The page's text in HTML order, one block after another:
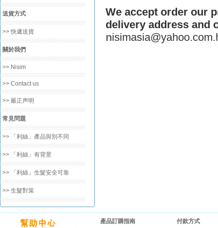
送貨方式
>> 快遞送貨
關於我們
>> Nisim
>> Contact us
>> 嚴正声明
常見問題
>> 「利絲」產品與別不同
>> 「利絲」有背景
>> 「利絲」生髮安全可靠
>> 生髮對策
We accept order our
delivery address and
n
產品訂購指南
付款方式